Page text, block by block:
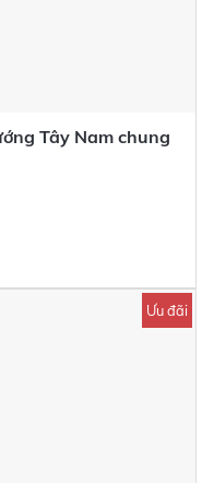
Tây Nam chung
Ưu đãi